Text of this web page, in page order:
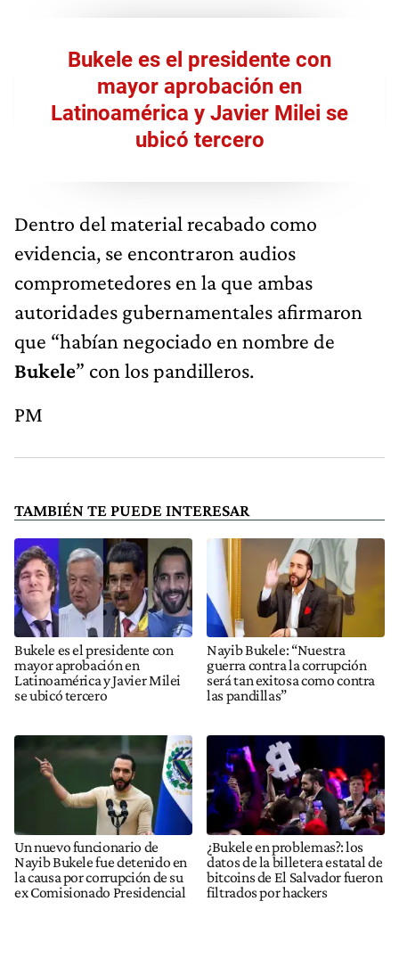
Bukele es el presidente con
mayor aprobación en
Latinoamérica y Javier Milei se
ubicó tercero
Dentro del material recabado como
evidencia, se encontraron audios
comprometedores en la que ambas
autoridades gubernamentales afirmaron
que “habían negociado en nombre de
Bukele” con los pandilleros.
PM
TAMBIÉN TE PUEDE INTERESAR
Bukele es el presidente con
mayor aprobación en
Latinoamérica y Javier Milei
se ubicó tercero
Nayib Bukele: “Nuestra
guerra contra la corrupción
será tan exitosa como contra
las pandillas”
Un nuevo funcionario de
Nayib Bukele fue detenido en
la causa por corrupción de su
ex Comisionado Presidencial
¿Bukele en problemas?: los
datos de la billetera estatal de
bitcoins de El Salvador fueron
filtrados por hackers